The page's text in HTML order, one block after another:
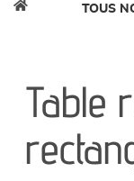
séjours
meubles de
TOUS
Table